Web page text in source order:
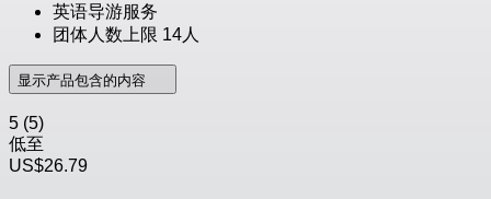
英语导游服务
团体人数上限 14人
显示产品包含的内容
5 (5)
低至
US$26.79